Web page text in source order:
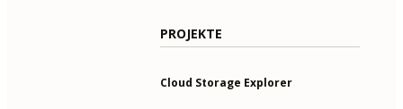
PROJEKTE
Cloud Storage Explorer